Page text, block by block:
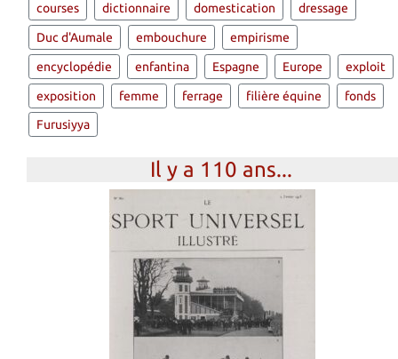
courses dictionnaire domestication dressage
Duc d'Aumale embouchure empirisme
encyclopédie enfantina Espagne Europe exploit
exposition femme ferrage filière équine fonds
Furusiyya
Il y a 110 ans...